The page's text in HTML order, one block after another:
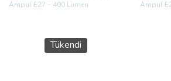
Tükendi